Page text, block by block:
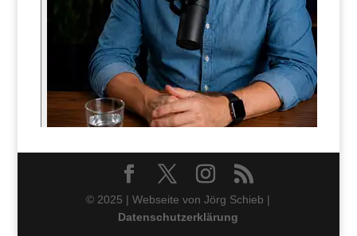
© 2025 | Webseite von Jörg Schieb |
Datenschutzerklärung